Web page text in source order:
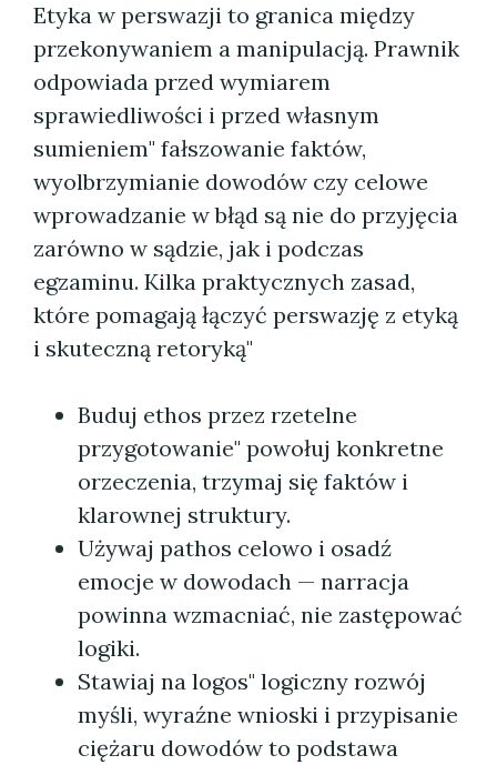
Etyka w perswazji to granica między
przekonywaniem a manipulacją. Prawnik
odpowiada przed wymiarem
sprawiedliwości i przed własnym
sumieniem" fałszowanie faktów,
wyolbrzymianie dowodów czy celowe
wprowadzanie w błąd są nie do przyjęcia
zarówno w sądzie, jak i podczas
egzaminu. Kilka praktycznych zasad,
które pomagają łączyć perswazję z etyką
i skuteczną retoryką"
Buduj ethos przez rzetelne
przygotowanie" powołuj konkretne
orzeczenia, trzymaj się faktów i
klarownej struktury.
Używaj pathos celowo i osadź
emocje w dowodach — narracja
powinna wzmacniać, nie zastępować
logiki.
Stawiaj na logos" logiczny rozwój
myśli, wyraźne wnioski i przypisanie
ciężaru dowodów to podstawa